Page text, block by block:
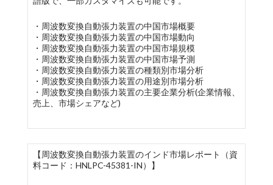
・周波数変換自動張力装置の中国市場概要
・周波数変換自動張力装置の中国市場動向
・周波数変換自動張力装置の中国市場規模
・周波数変換自動張力装置の中国市場予測
・周波数変換自動張力装置の種類別市場分析
・周波数変換自動張力装置の用途別市場分析
・周波数変換自動張力装置の主要企業分析(企業情報、
売上、市場シェアなど)
【周波数変換自動張力装置のインド市場レポート（資
料コード：HNLPC-45381-IN）】